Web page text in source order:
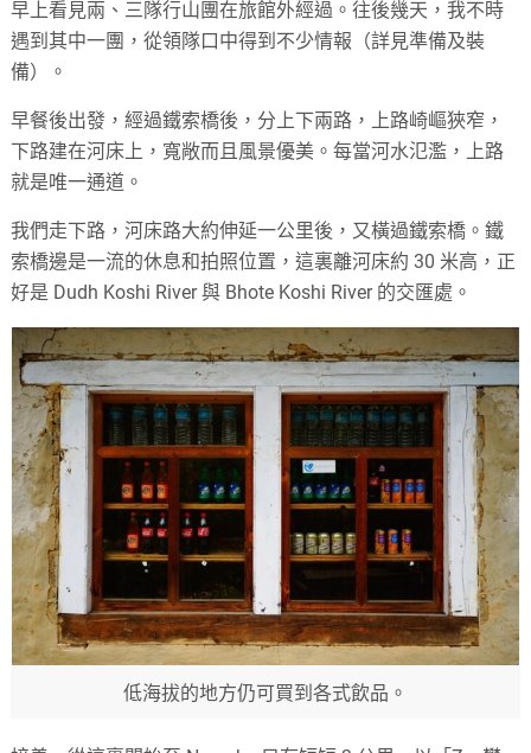
早上看見兩、三隊行山團在旅館外經過。往後幾天，我不時
遇到其中一團，從領隊口中得到不少情報（詳見準備及裝
備）。
早餐後出發，經過鐵索橋後，分上下兩路，上路崎嶇狹窄，
下路建在河床上，寬敞而且風景優美。每當河水氾濫，上路
就是唯一通道。
我們走下路，河床路大約伸延一公里後，又橫過鐵索橋。鐵
索橋邊是一流的休息和拍照位置，這裏離河床約 30 米高，正
好是 Dudh Koshi River 與 Bhote Koshi River 的交匯處。
低海拔的地方仍可買到各式飲品。